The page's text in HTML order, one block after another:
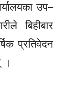
उप–
बिहीबार
प्रतिवेदन
।